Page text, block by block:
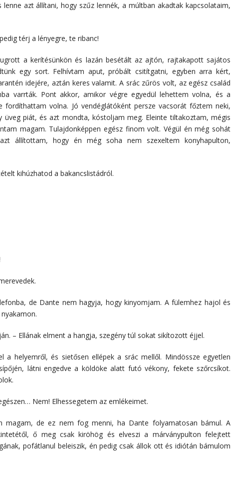
azt állítani, hogy szűz lennék, a múltban akadtak kapcsolataim,
térj a lényegre, te ribanc!
a kerítésünkön és lazán besétált az ajtón, rajtakapott sajátos
egy sort. Felhívtam aput, próbált csitítgatni, egyben arra kért,
idejére, aztán keres valamit. A srác zűrös volt, az egész család
varrták. Pont akkor, amikor végre egyedül lehettem volna, és a
fordíthattam volna. Jó vendéglátóként persze vacsorát főztem neki,
piát, és azt mondta, kóstoljam meg. Eleinte tiltakoztam, mégis
magam. Tulajdonképpen egész finom volt. Végül én még sohát
állítottam, hogy én még soha nem szexeltem konyhapulton,
kihúzhatod a bakancslistádról.
de Dante nem hagyja, hogy kinyomjam. A fülemhez hajol és
– Ellának elment a hangja, szegény túl sokat sikítozott éjjel.
helyemről, és sietősen ellépek a srác mellől. Mindössze egyetlen
látni engedve a köldöke alatt futó vékony, fekete szőrcsíkot.
Nem! Elhessegetem az emlékeimet.
magam, de ez nem fog menni, ha Dante folyamatosan bámul. A
ő meg csak kiröhög és elveszi a márványpulton felejtett
pofátlanul beleiszik, én pedig csak állok ott és idiótán bámulom